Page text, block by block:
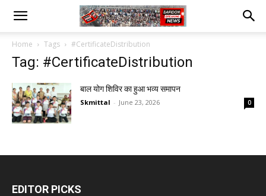
Home Tags #CertificateDistribution
Tag: #CertificateDistribution
बाल योग शिविर का हुआ भव्य समापन
Skmittal - June 23, 2026 0
EDITOR PICKS